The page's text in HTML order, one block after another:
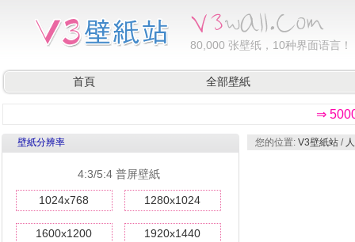
80,000 张壁纸，10种界面语言！
首頁 全部壁紙
⇒
壁紙分辨率
4:3/5:4 普屏壁紙
1024x768 1280x1024
1600x1200 1920x1440
您的位置: V3壁紙站 /